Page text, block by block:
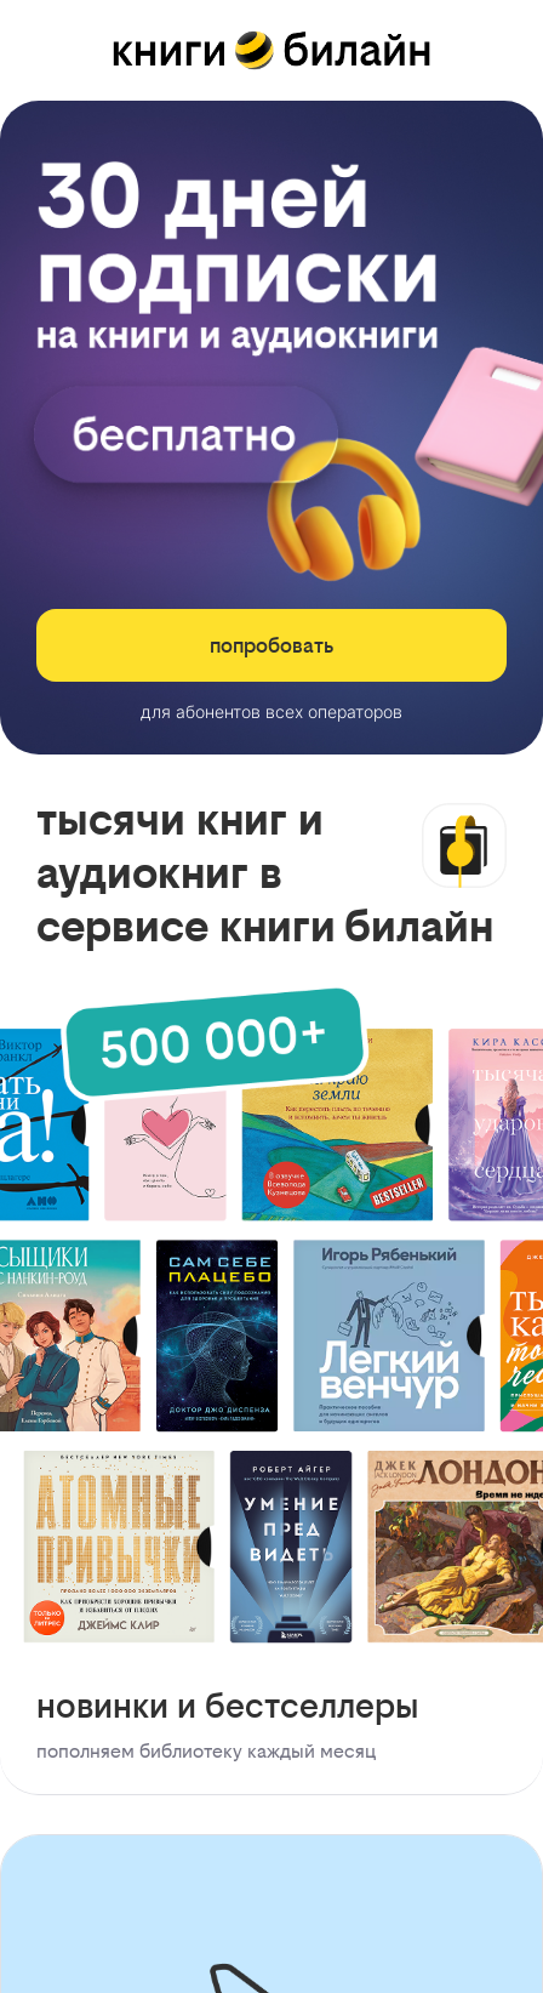
попробовать
для абонентов всех операторов
тысячи книг и
аудиокниг в
сервисе книги билайн
новинки и бестселлеры
пополняем библиотеку каждый месяц